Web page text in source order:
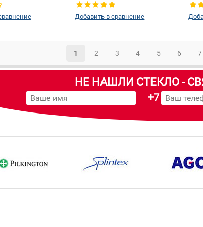
Добавить в сравнение
1 2 3 4 5 6 7
НЕ НАШЛИ СТЕКЛО -
+7